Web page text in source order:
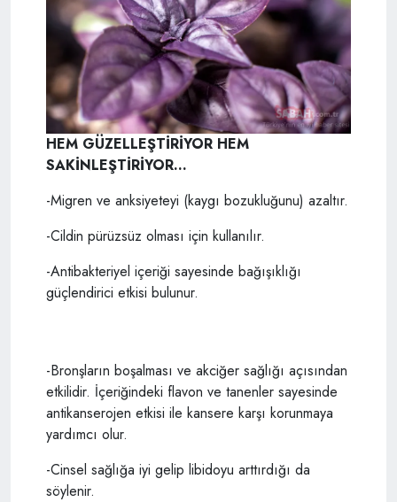
HEM GÜZELLEŞTİRİYOR HEM
SAKİNLEŞTİRİYOR...
-Migren ve anksiyeteyi (kaygı bozukluğunu) azaltır.
-Cildin pürüzsüz olması için kullanılır.
-Antibakteriyel içeriği sayesinde bağışıklığı
güçlendirici etkisi bulunur.
-Bronşların boşalması ve akciğer sağlığı açısından
etkilidir. İçeriğindeki flavon ve tanenler sayesinde
antikanserojen etkisi ile kansere karşı korunmaya
yardımcı olur.
-Cinsel sağlığa iyi gelip libidoyu arttırdığı da
söylenir.